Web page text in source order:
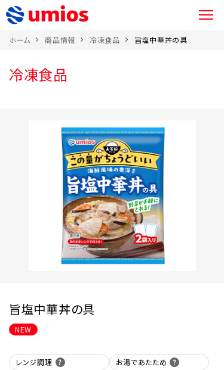
ホーム 商品情報 冷凍食品 旨塩中華丼の具
冷凍食品
旨塩中華丼の具
NEW
レンジ調理 お湯であたため